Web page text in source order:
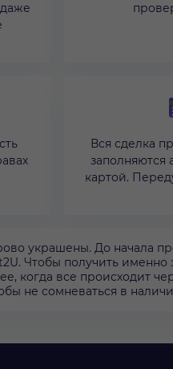
Вся сделка
заполняются
картой.
украшены. До начала
Чтобы получить именно
когда все происходит
не сомневаться в